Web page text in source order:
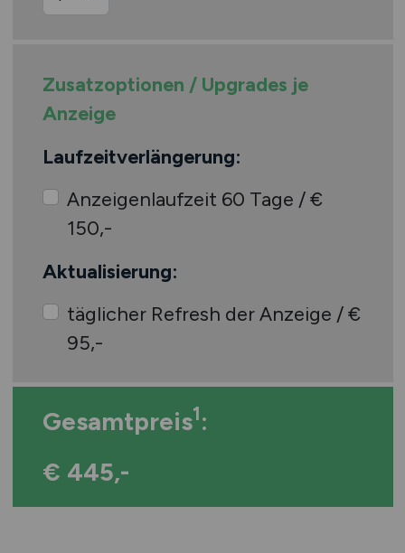
Zusatzoptionen / Upgrades je
Anzeige
Laufzeitverlängerung:
Anzeigenlaufzeit 60 Tage / €
150,-
Aktualisierung:
täglicher Refresh der Anzeige / €
95,-
Gesamtpreis1:
€ 445,-